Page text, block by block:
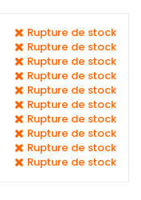
Rupture de stock
Rupture de stock
Rupture de stock
Rupture de stock
Rupture de stock
Rupture de stock
Rupture de stock
Rupture de stock
Rupture de stock
Rupture de stock